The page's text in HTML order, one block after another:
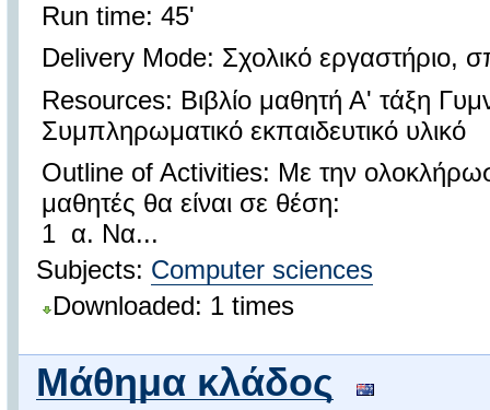
Run time: 45'
Delivery Mode: Σχολικό εργαστήριο,
Resources: Βιβλίο μαθητή Α' τάξη
Συμπληρωματικό εκπαιδευτικό υλικό
Outline of Activities: Με την
μαθητές θα είναι σε θέση:
1 α. Να...
Subjects: Computer sciences
Downloaded: 1 times
Μάθημα κλάδος